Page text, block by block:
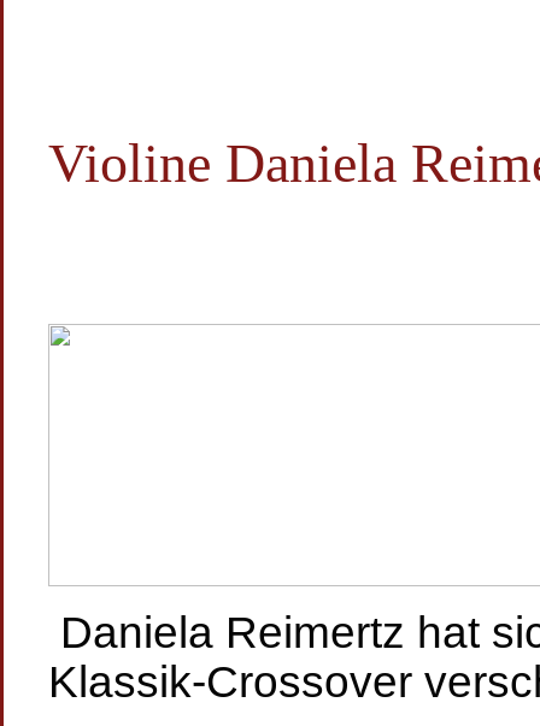
Violine Daniela
Daniela Reimertz hat
Klassik-Crossover